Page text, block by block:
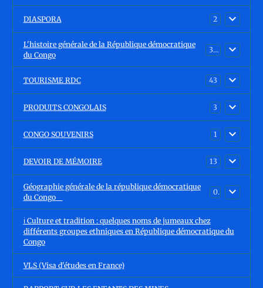
DIASPORA 2
L'histoire générale de la République démocratique
du Congo
30
TOURISME RDC 43
PRODUITS CONGOLAIS 3
CONGO SOUVENIRS 1
DEVOIR DE MÉMOIRE 13
Géographie générale de la république démocratique
du Congo
0
ℹ️ Culture et tradition : quelques noms de jumeaux chez
différents groupes ethniques en République démocratique du
Congo
VLS (Visa d'études en France)